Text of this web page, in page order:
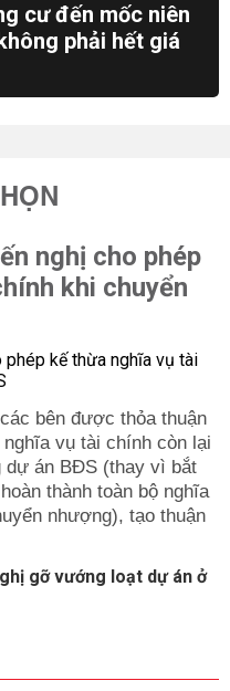
cư đến mốc niên
phải hết giá
nghị cho phép
khi chuyển
bên được thỏa thuận
vụ tài chính còn lại
dự án BĐS (thay vì bắt
thành toàn bộ nghĩa
nhượng), tạo thuận
gỡ vướng loạt dự án ở